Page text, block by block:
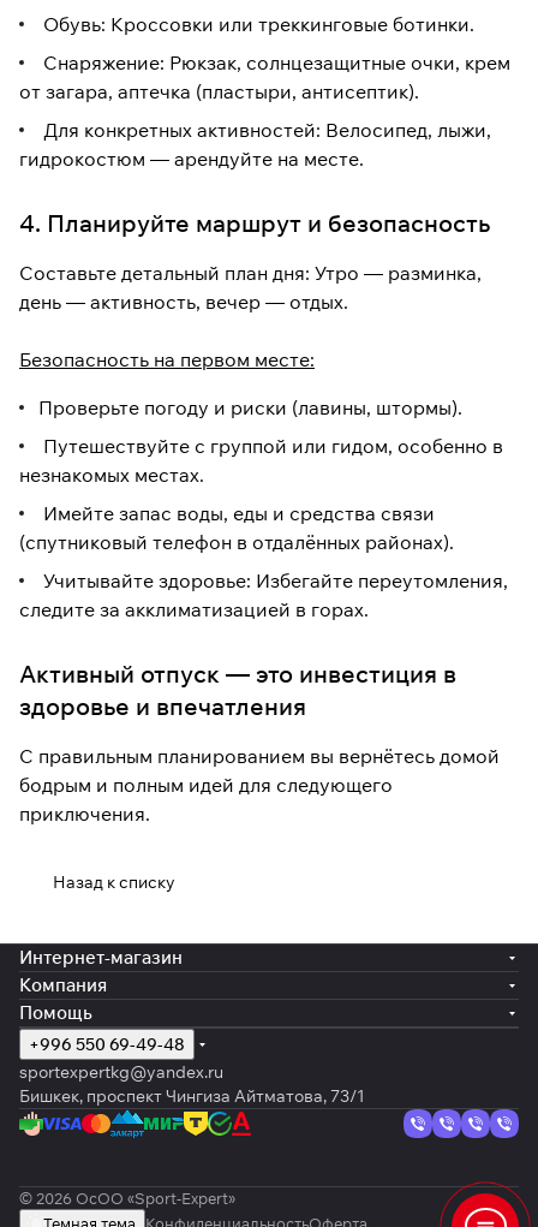
Обувь: Кроссовки или треккинговые ботинки.
Снаряжение: Рюкзак, солнцезащитные очки, крем
от загара, аптечка (пластыри, антисептик).
Для конкретных активностей: Велосипед, лыжи,
гидрокостюм — арендуйте на месте.
4. Планируйте маршрут и безопасность
Составьте детальный план дня: Утро — разминка,
день — активность, вечер — отдых.
Безопасность на первом месте:
Проверьте погоду и риски (лавины, штормы).
Путешествуйте с группой или гидом, особенно в
незнакомых местах.
Имейте запас воды, еды и средства связи
(спутниковый телефон в отдалённых районах).
Учитывайте здоровье: Избегайте переутомления,
следите за акклиматизацией в горах.
Активный отпуск — это инвестиция в
здоровье и впечатления
С правильным планированием вы вернётесь домой
бодрым и полным идей для следующего
приключения.
Назад к списку
Интернет-магазин
Компания
Помощь
+996 550 69-49-48
sportexpertkg@yandex.ru
Бишкек, проспект Чингиза Айтматова, 73/1
© 2026 ОсОО «Sport-Expert»